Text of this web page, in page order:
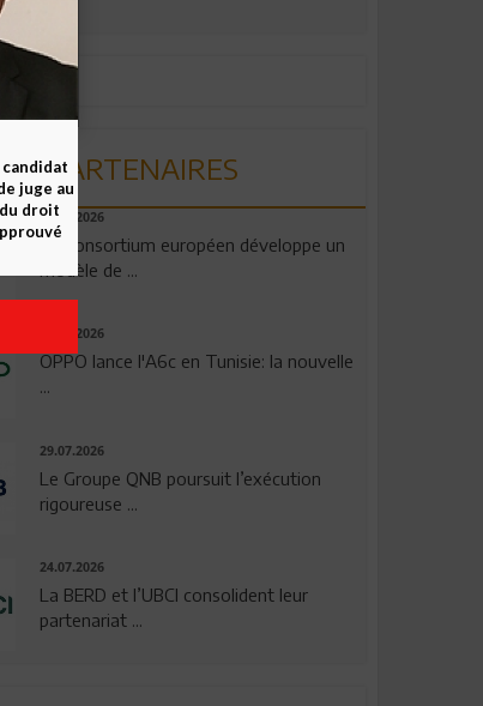
PARTENAIRES
06.08.2026
Un consortium européen développe un
modèle de ...
04.08.2026
OPPO lance l'A6c en Tunisie: la nouvelle
...
29.07.2026
Le Groupe QNB poursuit l’exécution
rigoureuse ...
24.07.2026
La BERD et l’UBCI consolident leur
partenariat ...
candidat
juge au
droit